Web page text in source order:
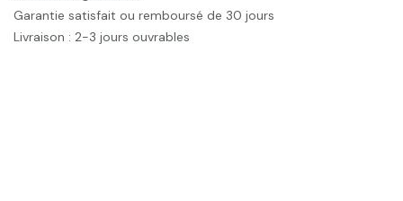
Garantie satisfait ou remboursé de 30 jours
Livraison : 2-3 jours ouvrables